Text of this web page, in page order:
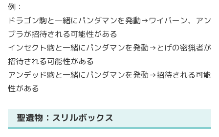
例：
ドラゴン駒と一緒にパンダマンを発動→ワイバーン、アン
ブラが招待される可能性がある
インセクト駒と一緒にパンダマンを発動→とげの密猟者が
招待される可能性がある
アンデッド駒と一緒にパンダマンを発動→招待される可能
性がある
聖遺物：スリルボックス